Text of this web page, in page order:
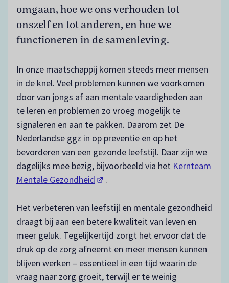
omgaan, hoe we ons verhouden tot
onszelf en tot anderen, en hoe we
functioneren in de samenleving.
In onze maatschappij komen steeds meer mensen
in de knel. Veel problemen kunnen we voorkomen
door van jongs af aan mentale vaardigheden aan
te leren en problemen zo vroeg mogelijk te
signaleren en aan te pakken. Daarom zet De
Nederlandse ggz in op preventie en op het
bevorderen van een gezonde leefstijl. Daar zijn we
dagelijks mee bezig, bijvoorbeeld via het Kernteam
Mentale Gezondheid (opent in een nieuw tabblad)
.
Het verbeteren van leefstijl en mentale gezondheid
draagt bij aan een betere kwaliteit van leven en
meer geluk. Tegelijkertijd zorgt het ervoor dat de
druk op de zorg afneemt en meer mensen kunnen
blijven werken – essentieel in een tijd waarin de
vraag naar zorg groeit, terwijl er te weinig